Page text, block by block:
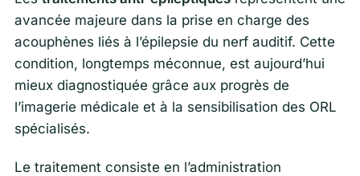
avancée majeure dans la prise en charge des
acouphènes liés à l’épilepsie du nerf auditif. Cette
condition, longtemps méconnue, est aujourd’hui
mieux diagnostiquée grâce aux progrès de
l’imagerie médicale et à la sensibilisation des ORL
spécialisés.
Le traitement consiste en l’administration